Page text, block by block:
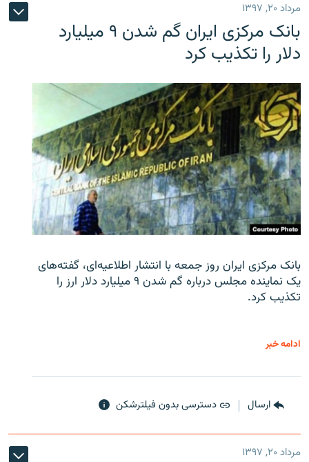
مرداد ۲۰, ۱۳۹۷
بانک مرکزی ایران گم شدن ۹ میلیارد
دلار را تکذیب کرد
بانک مرکزی ایران روز جمعه با انتشار اطلاعیه‌ای، گفته‌های
یک نماینده مجلس درباره گم شدن ۹ میلیارد دلار ارز را
تکذیب کرد.
ادامه خبر
ارسال دسترسی بدون فیلترشکن
مرداد ۲۰, ۱۳۹۷